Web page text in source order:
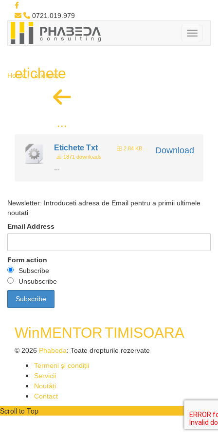
0721.019.979
etichete
Home etichete
...
Download
Etichete Txt
2.84 KB
1871 downloads
...
Newsletter: Introduceti adresa de Email pentru a primii ultimele
noutati
Email Address
Form action
Subscribe
Unsubscribe
WinMENTORTIMISOARA
© 2026 Phabeda: Toate drepturile rezervate
Termeni și condiții
Servicii
Noutăți
Contact
Scroll to Top